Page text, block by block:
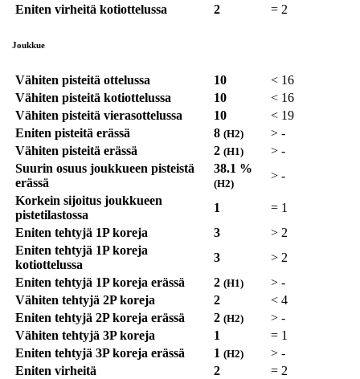
Eniten virheitä kotiottelussa
2 = 2
Joukkue
Vähiten pisteitä ottelussa 10 < 16
Vähiten pisteitä kotiottelussa
10 < 16
Vähiten pisteitä vierasottelussa
10 < 19
Eniten pisteitä erässä
8 (H2) > -
Vähiten pisteitä erässä
2 (H1) > -
Suurin osuus joukkueen pisteistä
erässä
38.1 %
(H2)
> -
Korkein sijoitus joukkueen
pistetilastossa
1 = 1
Eniten tehtyjä 1P koreja
3 > 2
Eniten tehtyjä 1P koreja
kotiottelussa
3 > 2
Eniten tehtyjä 1P koreja erässä
2 (H1) > -
Vähiten tehtyjä 2P koreja
2 < 4
Eniten tehtyjä 2P koreja erässä
2 (H2) > -
Vähiten tehtyjä 3P koreja
1 = 1
Eniten tehtyjä 3P koreja erässä
1 (H2) > -
Eniten virheitä
2 = 2